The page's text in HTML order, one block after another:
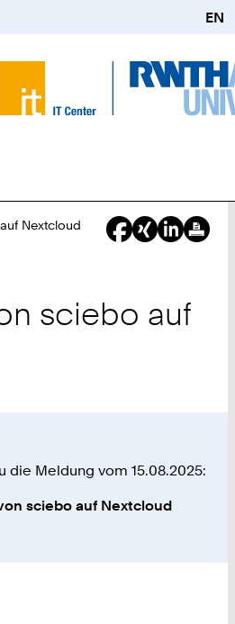
EN
Nextcloud
sciebo auf
die Meldung vom 15.08.2025:
sciebo auf Nextcloud